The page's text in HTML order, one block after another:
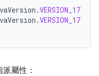
.VERSION_17
.VERSION_17
屬性：